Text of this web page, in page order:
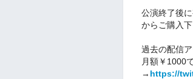
公演終了後
からご購入下
過去の配信
月額￥1000
→ https://